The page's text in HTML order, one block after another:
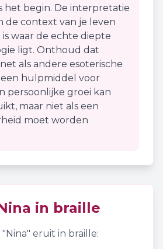
het begin. De interpretatie
de context van je leven
waar de echte diepte
ligt. Onthoud dat
als andere esoterische
een hulpmiddel voor
persoonlijke groei kan
maar niet als een
moet worden
in braille
Nina" eruit in braille: